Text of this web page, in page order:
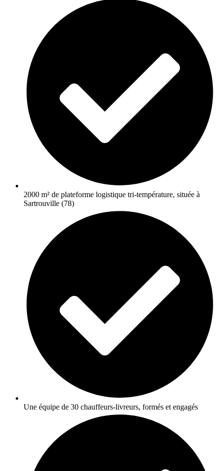
2000 m² de plateforme logistique tri-température, située à
Sartrouville (78)
Une équipe de 30 chauffeurs-livreurs, formés et engagés